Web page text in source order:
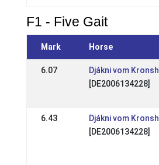
F1 - Five Gait
Mark Horse
6.07
Djákni vom
[DE2006134228]
6.43
Djákni vom
[DE2006134228]